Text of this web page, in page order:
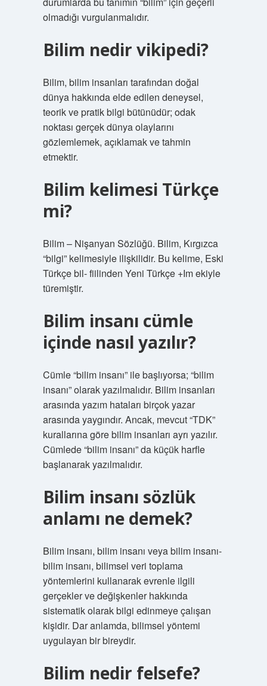
olmadığı vurgulanmalıdır.
Bilim nedir vikipedi?
Bilim, bilim insanları tarafından doğal
dünya hakkında elde edilen deneysel,
teorik ve pratik bilgi bütünüdür; odak
noktası gerçek dünya olaylarını
gözlemlemek, açıklamak ve tahmin
etmektir.
Bilim kelimesi Türkçe
mi?
Bilim – Nişanyan Sözlüğü. Bilim, Kırgızca
“bilgi” kelimesiyle ilişkilidir. Bu kelime, Eski
Türkçe bil- fiilinden Yeni Türkçe +Im ekiyle
türemiştir.
Bilim insanı cümle
içinde nasıl yazılır?
Cümle “bilim insanı” ile başlıyorsa; “bilim
insanı” olarak yazılmalıdır. Bilim insanları
arasında yazım hataları birçok yazar
arasında yaygındır. Ancak, mevcut “TDK”
kurallarına göre bilim insanları ayrı yazılır.
Cümlede “bilim insanı” da küçük harfle
başlanarak yazılmalıdır.
Bilim insanı sözlük
anlamı ne demek?
Bilim insanı, bilim insanı veya bilim insanı-
bilim insanı, bilimsel veri toplama
yöntemlerini kullanarak evrenle ilgili
gerçekler ve değişkenler hakkında
sistematik olarak bilgi edinmeye çalışan
kişidir. Dar anlamda, bilimsel yöntemi
uygulayan bir bireydir.
Bilim nedir felsefe?